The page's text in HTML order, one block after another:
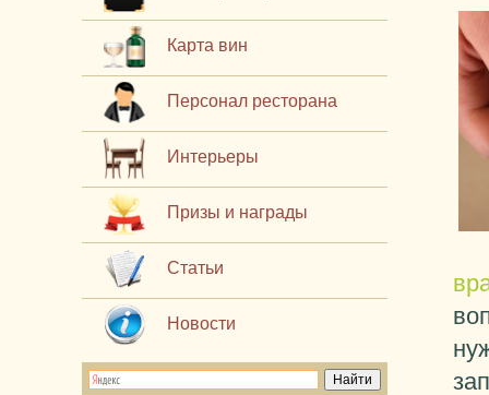
Карта вин
Персонал ресторана
Интерьеры
Призы и награды
Статьи
Новости